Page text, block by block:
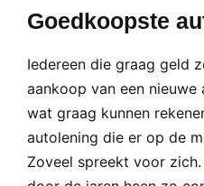
Goedkoopste
Iedereen die graag geld
aankoop van een
wat graag kunnen
autolening die er op de
Zoveel spreekt voor